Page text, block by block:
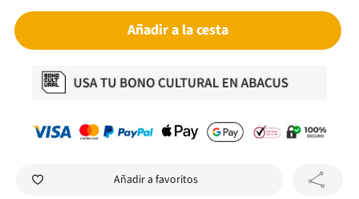
Añadir a la cesta
Añadir a favoritos